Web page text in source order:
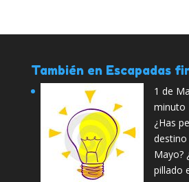
También en Escapadas
1 de
minuto
¿Has
destino
Mayo?
pillado